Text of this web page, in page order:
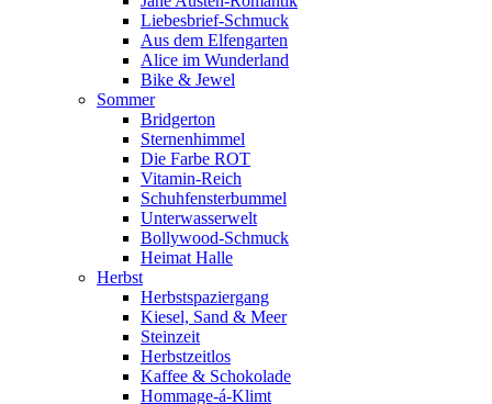
Liebesbrief-Schmuck
Aus dem Elfengarten
Alice im Wunderland
Bike & Jewel
Sommer
Bridgerton
Sternenhimmel
Die Farbe ROT
Vitamin-Reich
Schuhfensterbummel
Unterwasserwelt
Bollywood-Schmuck
Heimat Halle
Herbst
Herbstspaziergang
Kiesel, Sand & Meer
Steinzeit
Herbstzeitlos
Kaffee & Schokolade
Hommage-á-Klimt